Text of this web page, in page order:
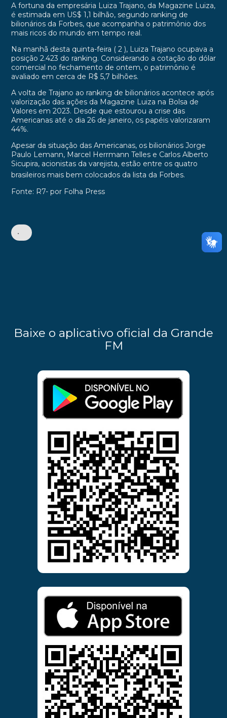
A fortuna da empresária Luiza Trajano, da Magazine Luiza,
é estimada em US$ 1,1 bilhão, segundo ranking de
bilionários da Forbes, que acompanha o patrimônio dos
mais ricos do mundo em tempo real.
Na manhã desta quinta-feira ( 2 ), Luiza Trajano ocupava a
posição 2.423 do ranking. Considerando a cotação do dólar
comercial no fechamento de ontem, o patrimônio é
avaliado em cerca de R$ 5,7 bilhões.
A volta de Trajano ao ranking de bilionários acontece após
valorização das ações da Magazine Luiza na Bolsa de
Valores em 2023. Desde que estourou a crise das
Americanas até o dia 26 de janeiro, os papéis valorizaram
44%.
Apesar da situação das Americanas, os bilionários Jorge
Paulo Lemann, Marcel Herrmann Telles e Carlos Alberto
Sicupira, acionistas da varejista, estão entre os quatro
brasileiros mais bem colocados da lista da Forbes.
Fonte: R7- por Folha Press
•
Baixe o aplicativo oficial da Grande
FM